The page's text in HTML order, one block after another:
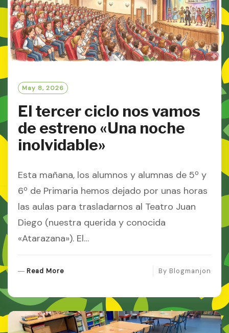
E
May 8, 2026
El tercer ciclo nos vamos
de estreno «Una noche
inolvidable»
Esta mañana, los alumnos y alumnas de 5º y
6º de Primaria hemos dejado por unas horas
las aulas para trasladarnos al Teatro Juan
Diego (nuestra querida y conocida
«Atarazana»). El…
Read MoreR
M
O
By Blogmanjon